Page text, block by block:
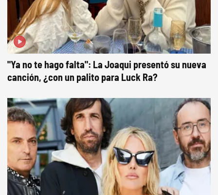
"Ya no te hago falta": La Joaqui presentó su nueva
canción, ¿con un palito para Luck Ra?